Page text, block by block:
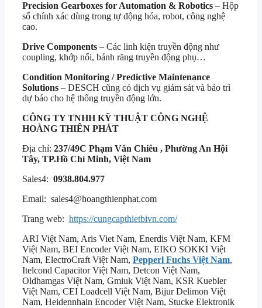
Precision Gearboxes for Automation & Robotics – Hộp
số chính xác dùng trong tự động hóa, robot, công nghệ
cao.
Drive Components – Các linh kiện truyền động như
coupling, khớp nối, bánh răng truyền động phụ…
Condition Monitoring / Predictive Maintenance
Solutions – DESCH cũng có dịch vụ giám sát và bảo trì
dự báo cho hệ thống truyền động lớn.
CÔNG TY TNHH KỸ THUẬT CÔNG NGHỆ
HOÀNG THIÊN PHÁT
Địa chỉ: 237/49C Phạm Văn Chiêu , Phường An Hội
Tây, TP.Hồ Chí Minh, Việt Nam
Sales4: 0938.804.977
Email: sales4@hoangthienphat.com
Trang web: https://cungcapthietbivn.com/
ARI Việt Nam, Aris Viet Nam, Enerdis Việt Nam, KFM
Việt Nam, BEI Encoder Việt Nam, EIKO SOKKI Việt
Nam, ElectroCraft Việt Nam, Pepperl Fuchs Việt Nam,
Itelcond Capacitor Việt Nam, Detcon Việt Nam,
Oldhamgas Việt Nam, Gmiuk Việt Nam, KSR Kuebler
Việt Nam, CEI Loadcell Việt Nam, Bijur Delimon Việt
Nam, Heidennhain Encoder Việt Nam, Stucke Elektronik